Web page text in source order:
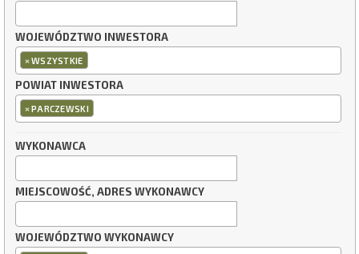
WOJEWÓDZTWO INWESTORA
×WSZYSTKIE
POWIAT INWESTORA
×PARCZEWSKI
WYKONAWCA
MIEJSCOWOŚĆ, ADRES WYKONAWCY
WOJEWÓDZTWO WYKONAWCY